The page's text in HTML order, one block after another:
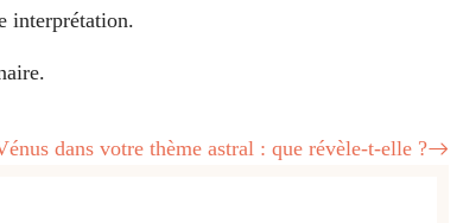
interprétation.
dans votre thème astral : que révèle-t-elle ?